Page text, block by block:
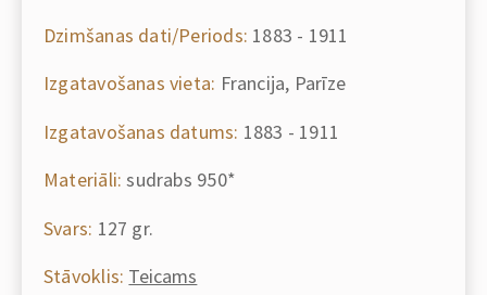
Dzimšanas dati/Periods: 1883 - 1911
Izgatavošanas vieta: Francija, Parīze
Izgatavošanas datums: 1883 - 1911
Materiāli: sudrabs 950*
Svars: 127 gr.
Stāvoklis: Teicams